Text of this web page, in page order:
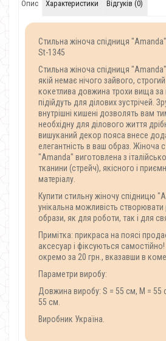
Опис Характеристики Відгуків (0)
Стильна жіноча спідниця
St-1345
Стильна жіноча спідниця
якій немає нічого зайвого,
кокетлива довжина трохи вища за
підійдуть для ділових зустрічей.
внутрішні кишені дозволять вам
необхідну для ділового життя
вишуканий декор пояса внесе
елегантність в ваш образ. Жіноча
"Amanda" виготовлена ​​з
тканини (стрейч), якісного і
матеріалу.
Купити стильну жіночу спідницю
унікальна можливість створювати
образи, як для роботи, так і для
Примітка: прикраса на поясі
аксесуар і фіксуються
окремо за 20 грн., вказавши в
Параметри виробу:
Довжина виробу: S = 55 см, M = 55
55 см.
Виробник Україна.